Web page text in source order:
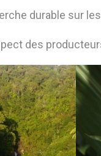
durable sur
des